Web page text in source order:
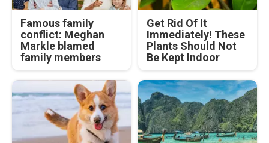
Famous family
conflict: Meghan
Markle blamed
family members
Get Rid Of It
Immediately! These
Plants Should Not
Be Kept Indoor